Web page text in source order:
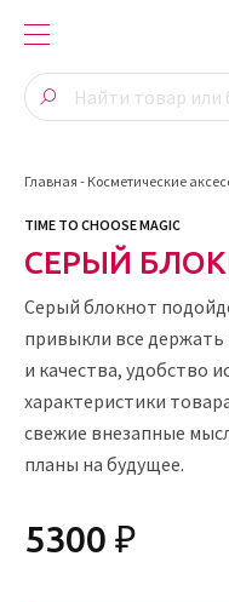
Главная - Косметические
TIME TO CHOOSE MAGIC
СЕРЫЙ
Серый блокнот
привыкли все держать
и качества, удобство
характеристики
свежие внезапные
планы на будущее.
5300 ₽